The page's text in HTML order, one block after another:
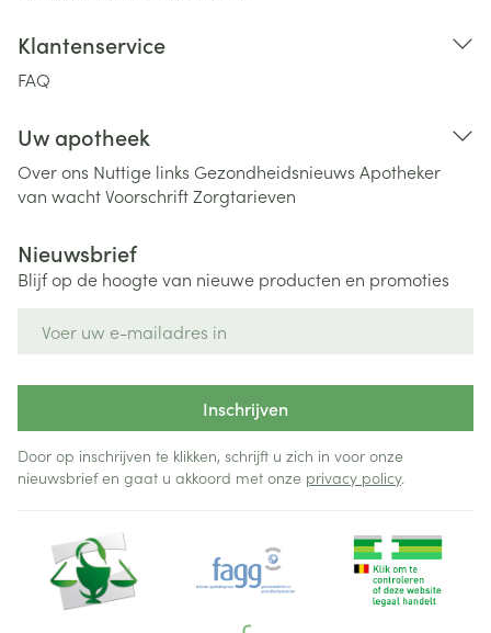
Klantenservice
FAQ
Uw apotheek
Over ons Nuttige links Gezondheidsnieuws Apotheker
van wachtVoorschriftZorgtarieven
Nieuwsbrief
Blijf op de hoogte van nieuwe producten en promoties
Inschrijven
Door op inschrijven te klikken, schrijft u zich in voor onze
nieuwsbrief en gaat u akkoord met onze privacy policy.